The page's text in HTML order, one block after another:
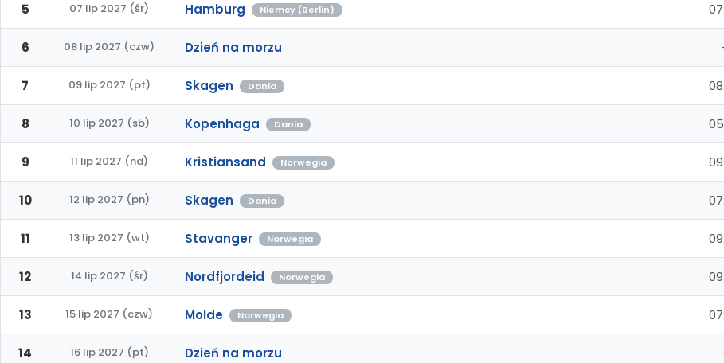
5 07 lip 2027 (śr) Hamburg Niemcy (Berlin)
6 08 lip 2027 (czw) Dzień na morzu
7 09 lip 2027 (pt) Skagen Dania
8 10 lip 2027 (sb) Kopenhaga Dania
9 11 lip 2027 (nd) Kristiansand Norwegia
10 12 lip 2027 (pn) Skagen Dania
11 13 lip 2027 (wt) Stavanger Norwegia
12 14 lip 2027 (śr) Nordfjordeid Norwegia
13 15 lip 2027 (czw) Molde Norwegia
14 16 lip 2027 (pt) Dzień na morzu